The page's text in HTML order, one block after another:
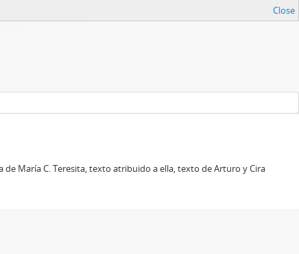
Close
María C. Teresita, texto atribuido a ella, texto de Arturo y Cira